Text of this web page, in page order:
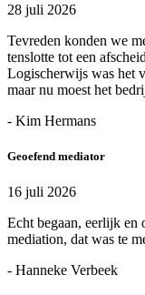
28 juli 2026
Tevreden konden we
tenslotte tot een
Logischerwijs was het
maar nu moest het
- Kim Hermans
Geoefend mediator
16 juli 2026
Echt begaan, eerlijk en
mediation, dat was te
- Hanneke Verbeek